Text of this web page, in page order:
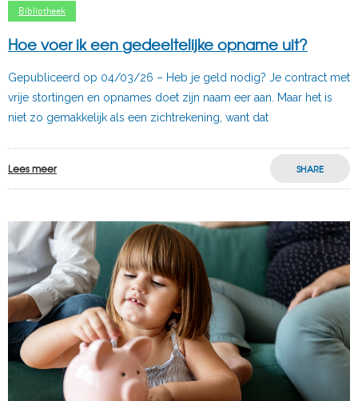
Bibliotheek
Hoe voer ik een gedeeltelijke opname uit?
Gepubliceerd op 04/03/26 – Heb je geld nodig? Je contract met
vrije stortingen en opnames doet zijn naam eer aan. Maar het is
niet zo gemakkelijk als een zichtrekening, want dat
Lees meer SHARE